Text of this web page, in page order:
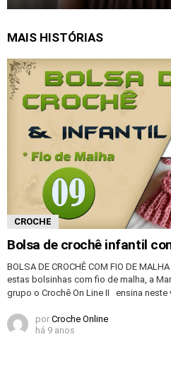
MAIS HISTÓRIAS
CROCHE
Bolsa de crochê infantil
BOLSA DE CROCHÊ COM FIO DE
estas bolsinhas com fio de malha, a
grupo o Crochê On Line II ensina
por Croche Online
há 9 anos